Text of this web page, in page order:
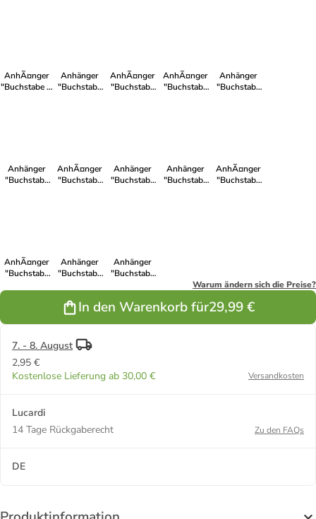
AnhÃ¤nger
"Buchstabe I"
Anhänger
"Buchstabe
AnhÃ¤nger
"Buchstabe
AnhÃ¤nger
"Buchstabe
Anhänger
"Buchstabe
Anhänger
"Buchstabe
AnhÃ¤nger
"Buchstabe
Anhänger
"Buchstabe
Anhänger
"Buchstabe
AnhÃ¤nger
"Buchstabe
AnhÃ¤nger
"Buchstabe
Anhänger
"Buchstabe
Anhänger
"Buchstabe
Warum ändern sich die Preise?
In den Warenkorb für29,99 €
7. - 8. August
2,95 €
Kostenlose Lieferung ab 30,00 €
Versandkosten
Lucardi
14 Tage Rückgaberecht
Zu den FAQs
DE